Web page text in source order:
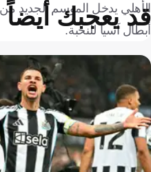
أبطال آسيا للنخبة.
قد يعجبك أيضاً